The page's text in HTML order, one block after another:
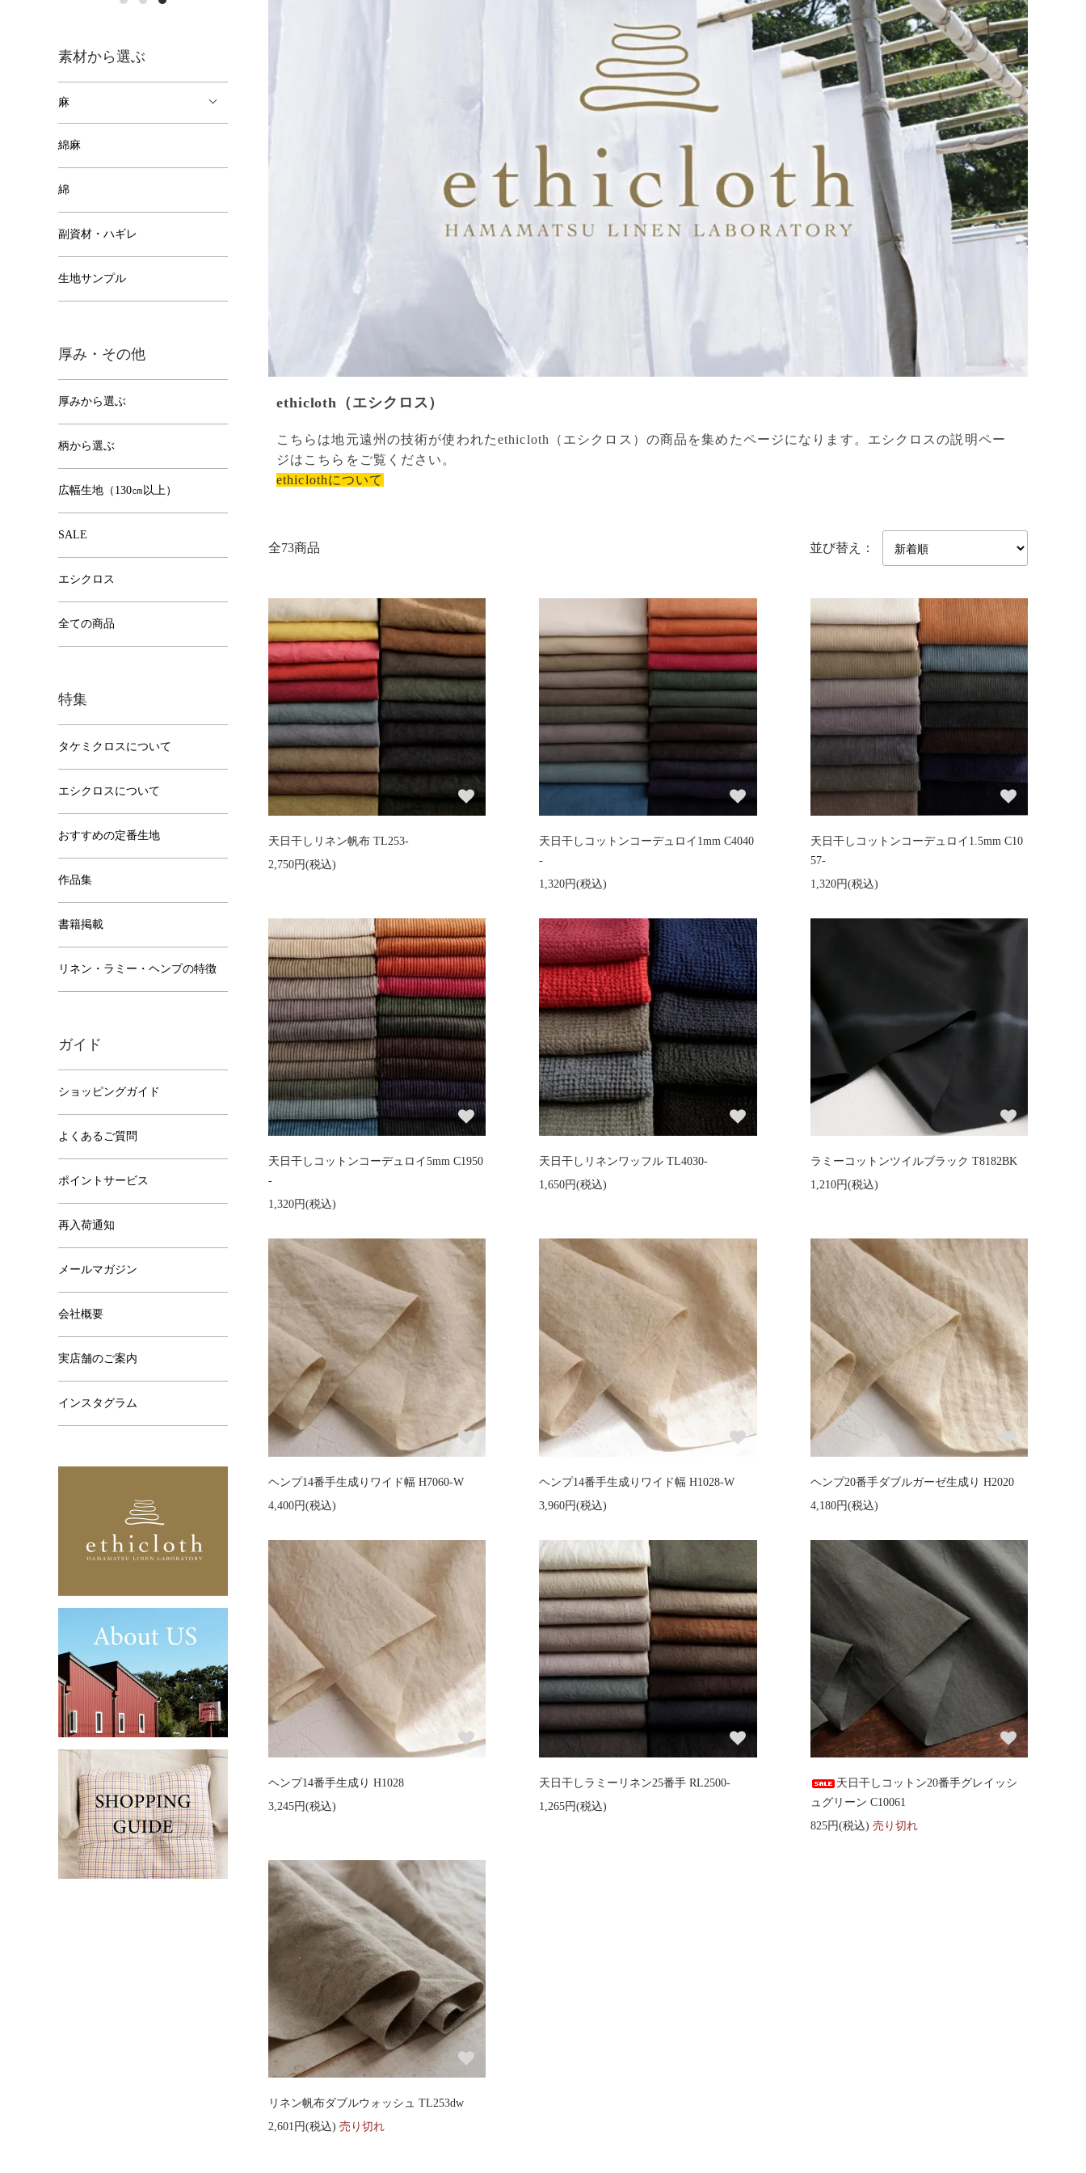
ethicloth（エシクロス）
こちらは地元遠州の技術が使われたethicloth（エシクロス）の商品を集めたページになります。エシクロスの説明ペー
ジはこちらをご覧ください。
ethiclothについて
全73商品 並び替え：
天日干しリネン帆布 TL253-
2,750円(税込)
天日干しコットンコーデュロイ1mm C4040
-
1,320円(税込)
天日干しコットンコーデュロイ1.5mm C10
57-
1,320円(税込)
天日干しコットンコーデュロイ5mm C1950
-
1,320円(税込)
天日干しリネンワッフル TL4030-
1,650円(税込)
ラミーコットンツイルブラック T8182BK
1,210円(税込)
ヘンプ14番手生成りワイド幅 H7060-W
4,400円(税込)
ヘンプ14番手生成りワイド幅 H1028-W
3,960円(税込)
ヘンプ20番手ダブルガーゼ生成り H2020
4,180円(税込)
ヘンプ14番手生成り H1028
3,245円(税込)
天日干しラミーリネン25番手 RL2500-
1,265円(税込)
天日干しコットン20番手グレイッシ
ュグリーン C10061
825円(税込) 売り切れ
リネン帆布ダブルウォッシュ TL253dw
2,601円(税込) 売り切れ
素材から選ぶ
麻
綿麻
綿
副資材・ハギレ
生地サンプル
厚み・その他
厚みから選ぶ
柄から選ぶ
広幅生地（130㎝以上）
SALE
エシクロス
全ての商品
特集
タケミクロスについて
エシクロスについて
おすすめの定番生地
作品集
書籍掲載
リネン・ラミー・ヘンプの特徴
ガイド
ショッピングガイド
よくあるご質問
ポイントサービス
再入荷通知
メールマガジン
会社概要
実店舗のご案内
インスタグラム